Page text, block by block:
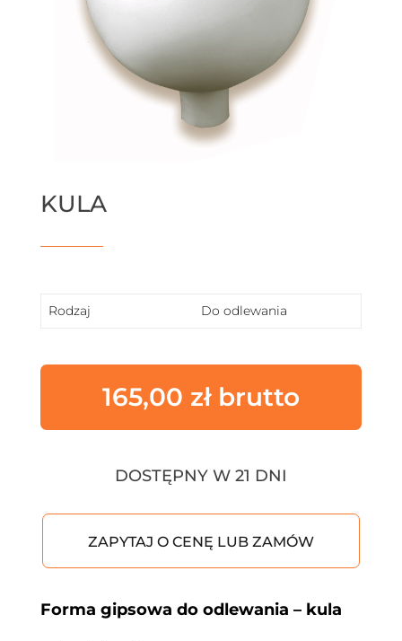
KULA
Rodzaj Do odlewania
165,00 zł
DOSTĘPNY W 21 DNI
ZAPYTAJ O CENĘ LUB ZAMÓW
Forma gipsowa do odlewania – kula